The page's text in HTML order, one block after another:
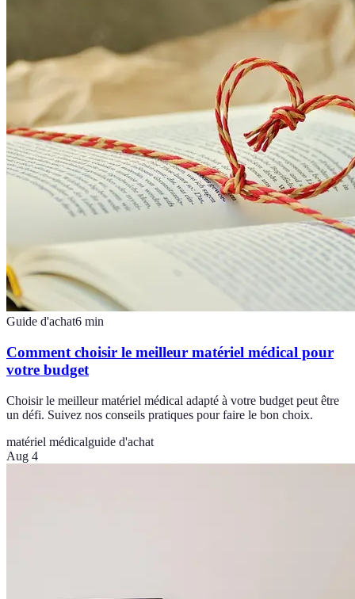
Guide d'achat6 min
Comment choisir le meilleur matériel médical pour
votre budget
Choisir le meilleur matériel médical adapté à votre budget peut être
un défi. Suivez nos conseils pratiques pour faire le bon choix.
matériel médicalguide d'achat
Aug 4